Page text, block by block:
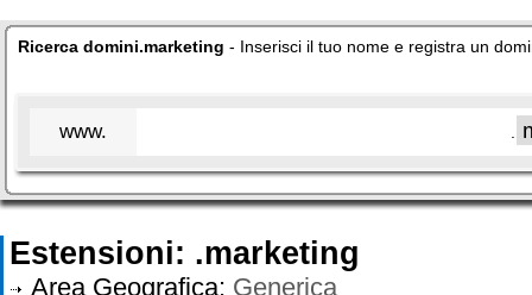
Ricerca domini.marketing - Inserisci il tuo nome e registra un
www.
Estensioni: .marketing
Area Geografica: Generica